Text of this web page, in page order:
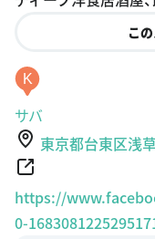
こ
サバ
東京都台東区浅
https://
0-
1